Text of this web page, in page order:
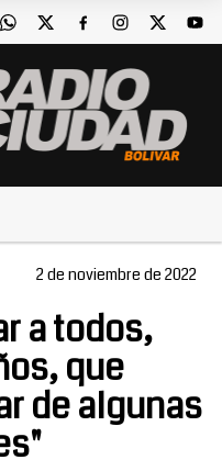
2 de noviembre de 2022
a todos,
que
de algunas